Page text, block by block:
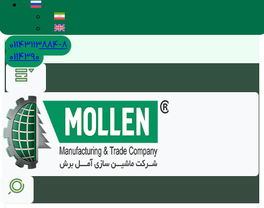
01143113884-8
0114390